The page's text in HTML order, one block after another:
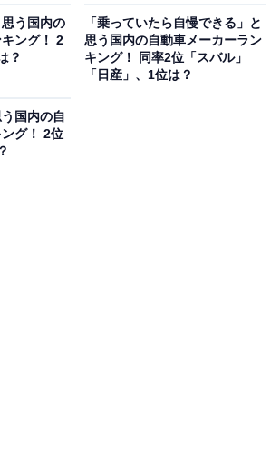
アイサイトXという高度な運転支援機
ォーグがあるからです」（60代女性／
メントが寄せられていました。
思う国内の
ング！ 2
？
「乗っていたら自慢できる」と
思う国内の自動車メーカーラン
キング！ 同率2位「スバル」
「日産」、1位は？
う国内の自
グ！ 2位